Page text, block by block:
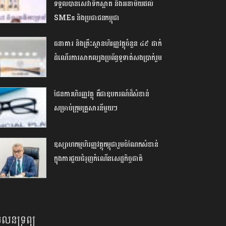
ទទួលបានសេវាទឹកស្អាត និងអនាម័យដល់
SMEs និងប្រជាជនកម្ពុជា
ធនាគារ និងគ្រឹះស្ថានហិរញ្ញវត្ថុចំនួន ៤៩ ដាក់
ដំណើរការសាកល្បងប្រព័ន្ធទូទាត់សងប្រាក់រួម
ផែនការហិរញ្ញវត្ថុ គឺជាឧបករណ៍ដ៏សំខាន់
សម្រាប់ក្រុមគ្រួសារនីមួយៗ
ឧស្សាហកម្មហិរញ្ញវត្ថុកម្ពុជារួមចំណែកសំខាន់
ក្នុងការជួយជំរុញកំណើនសេដ្ឋកិច្ចជាតិ
នទ្រព្យ